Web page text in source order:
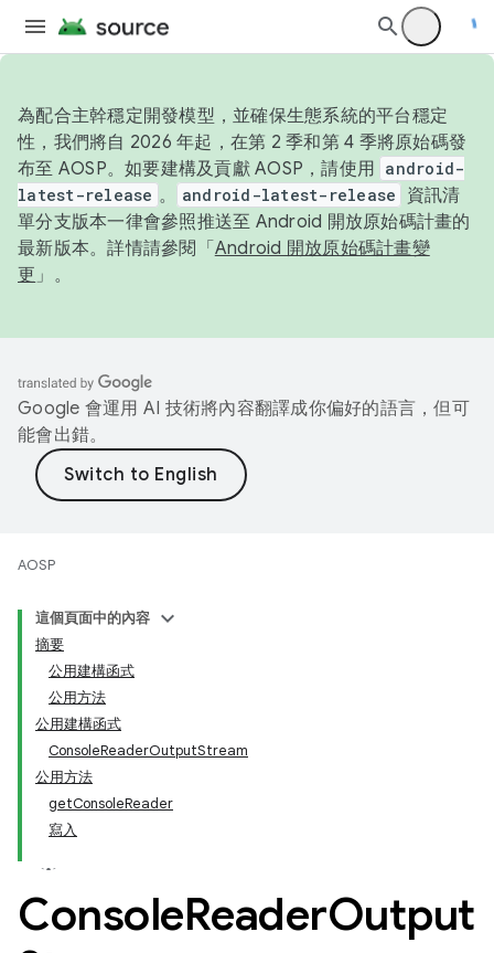
為配合主幹穩定開發模型，並確保生態系統的平台穩定
性，我們將自 2026 年起，在第 2 季和第 4 季將原始碼發
布至 AOSP。如要建構及貢獻 AOSP，請使用 android-
latest-release 。 android-latest-release
資訊清
單分支版本一律會參照推送至 Android 開放原始碼計畫的
最新版本。詳情請參閱「 Android 開放原始碼計畫變
更 」。
Google 會運用 AI 技術將內容翻譯成你偏好的語言，但可
能會出錯。
AOSP
這個頁面中的內容
摘要
公用建構函式
公用方法
公用建構函式
ConsoleReaderOutputStream
公用方法
getConsoleReader
寫入
ConsoleReaderOutput